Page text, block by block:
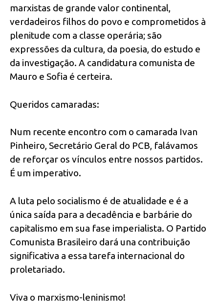
marxistas de grande valor continental,
verdadeiros filhos do povo e comprometidos à
plenitude com a classe operária; são
expressões da cultura, da poesia, do estudo e
da investigação. A candidatura comunista de
Mauro e Sofia é certeira.
Queridos camaradas:
Num recente encontro com o camarada Ivan
Pinheiro, Secretário Geral do PCB, falávamos
de reforçar os vínculos entre nossos partidos.
É um imperativo.
A luta pelo socialismo é de atualidade e é a
única saída para a decadência e barbárie do
capitalismo em sua fase imperialista. O Partido
Comunista Brasileiro dará una contribuição
significativa a essa tarefa internacional do
proletariado.
Viva o marxismo-leninismo!